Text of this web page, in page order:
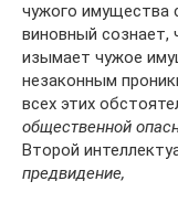
чужого имущества
виновный сознает,
изымает чужое
незаконным
всех этих
общественной
Второй
предвидение,